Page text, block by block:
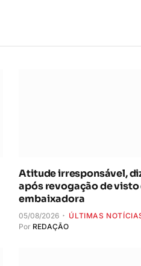
Atitude irresponsável,
após revogação de visto
embaixadora
05/08/2026
ÚLTIMAS
Por REDAÇÃO